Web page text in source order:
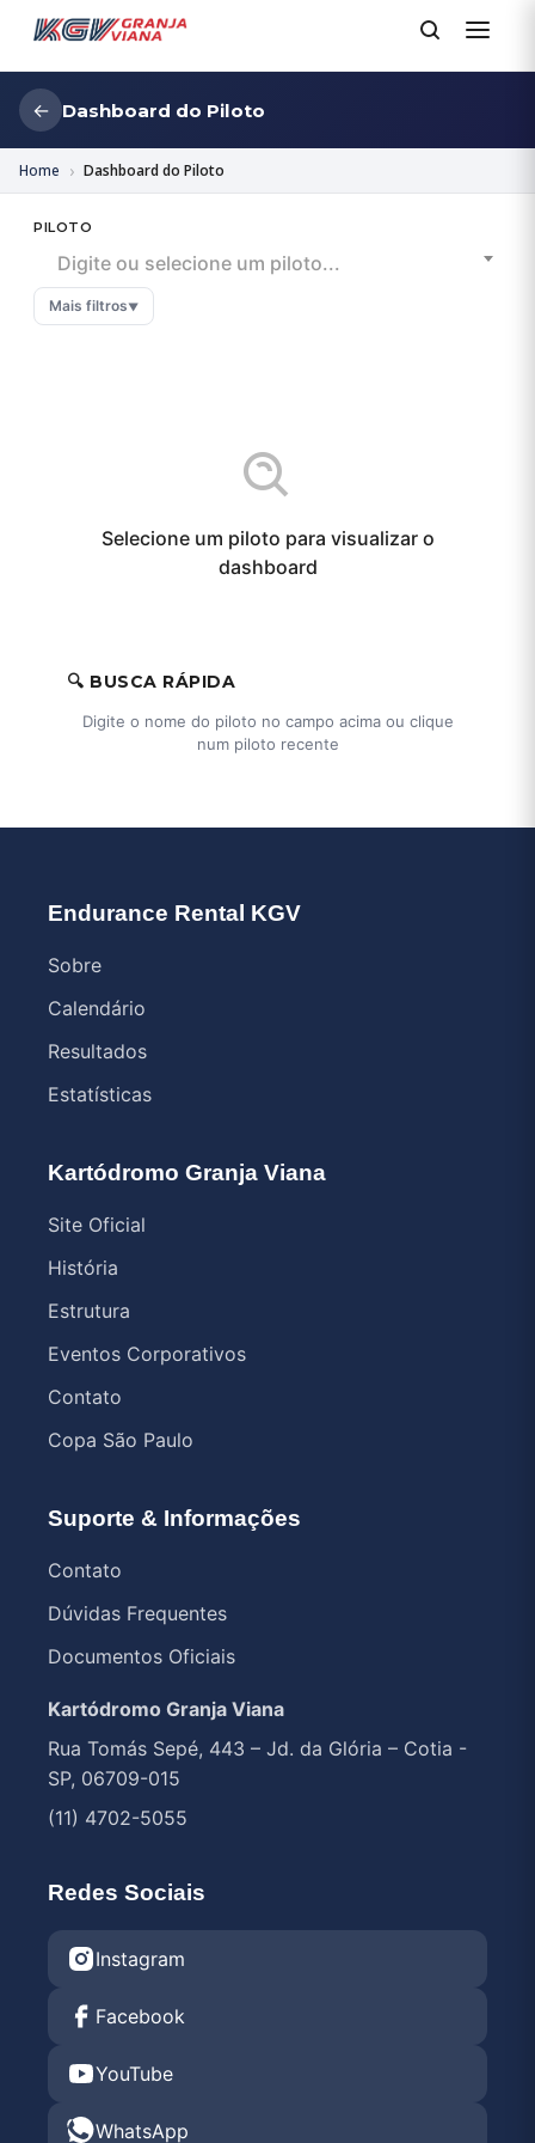
← Dashboard do Piloto
Home Dashboard do Piloto
PILOTO
Digite ou selecione um piloto...
Mais filtros▼
Selecione um piloto para visualizar o
dashboard
🔍 BUSCA RÁPIDA
Digite o nome do piloto no campo acima ou clique
num piloto recente
Endurance Rental KGV
Sobre
Calendário
Resultados
Estatísticas
Kartódromo Granja Viana
Site Oficial
História
Estrutura
Eventos Corporativos
Contato
Copa São Paulo
Suporte & Informações
Contato
Dúvidas Frequentes
Documentos Oficiais
Kartódromo Granja Viana
Rua Tomás Sepé, 443 – Jd. da Glória – Cotia -
SP, 06709-015
(11) 4702-5055
Redes Sociais
Instagram
Facebook
YouTube
WhatsApp